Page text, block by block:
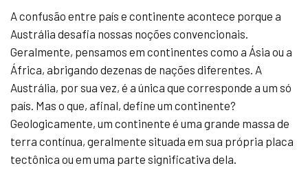
A confusão entre país e continente acontece porque a
Austrália desafia nossas noções convencionais.
Geralmente, pensamos em continentes como a Ásia ou a
África, abrigando dezenas de nações diferentes. A
Austrália, por sua vez, é a única que corresponde a um só
país. Mas o que, afinal, define um continente?
Geologicamente, um continente é uma grande massa de
terra contínua, geralmente situada em sua própria placa
tectônica ou em uma parte significativa dela.